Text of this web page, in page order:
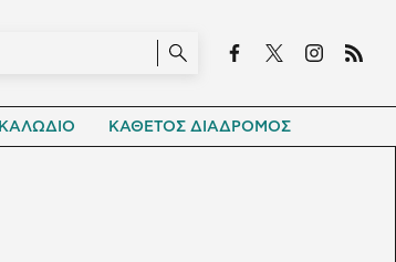
ΚΑΛΩΔΙΟ ΚΑΘΕΤΟΣ ΔΙΑΔΡΟΜΟΣ